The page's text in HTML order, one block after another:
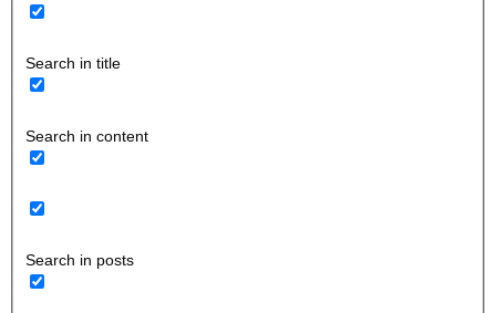
Search in title
Search in content
Search in posts